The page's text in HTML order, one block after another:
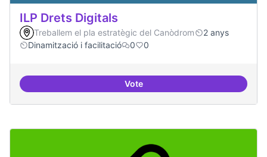
ILP Drets Digitals
Treballem el pla estratègic del Canòdrom
2 anys
Dinamització i facilitació
0 0
VoteILP Drets Digitals